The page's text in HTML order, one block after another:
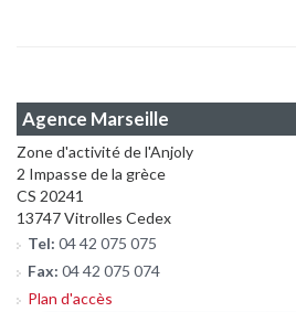
Agence Marseille
Zone d'activité de l'Anjoly
2 Impasse de la grèce
CS 20241
13747 Vitrolles Cedex
Tel: 04 42 075 075
Fax: 04 42 075 074
Plan d'accès